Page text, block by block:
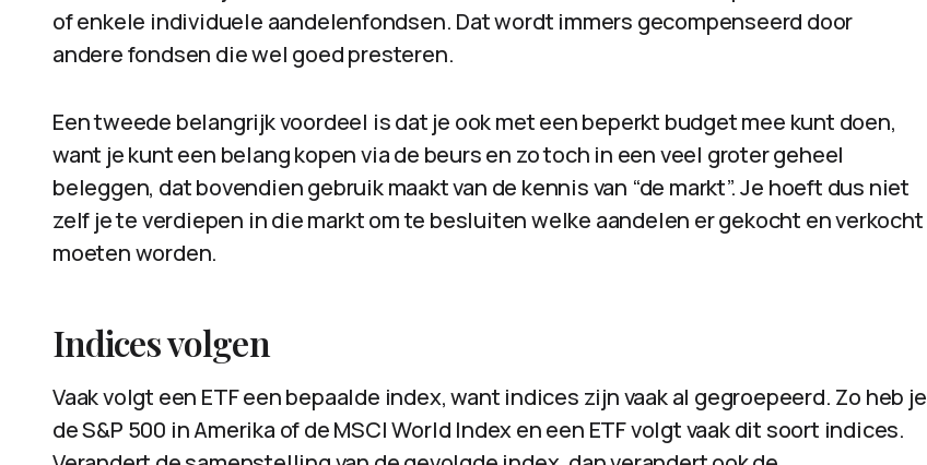
of enkele individuele aandelenfondsen. Dat wordt immers gecompenseerd door
andere fondsen die wel goed presteren.
Een tweede belangrijk voordeel is dat je ook met een beperkt budget mee kunt doen,
want je kunt een belang kopen via de beurs en zo toch in een veel groter geheel
beleggen, dat bovendien gebruik maakt van de kennis van “de markt”. Je hoeft dus niet
zelf je te verdiepen in die markt om te besluiten welke aandelen er gekocht en verkocht
moeten worden.
Indices volgen
Vaak volgt een ETF een bepaalde index, want indices zijn vaak al gegroepeerd. Zo heb je
de S&P 500 in Amerika of de MSCI World Index en een ETF volgt vaak dit soort indices.